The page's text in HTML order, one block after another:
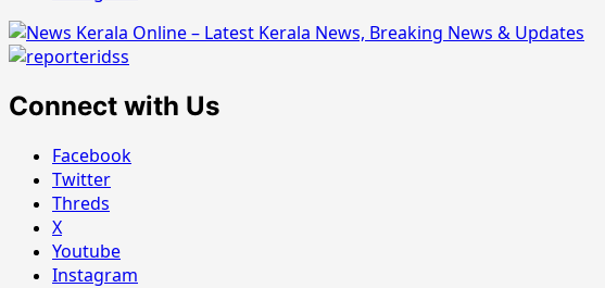
Connect with Us
Facebook
Twitter
Threds
X
Youtube
Instagram